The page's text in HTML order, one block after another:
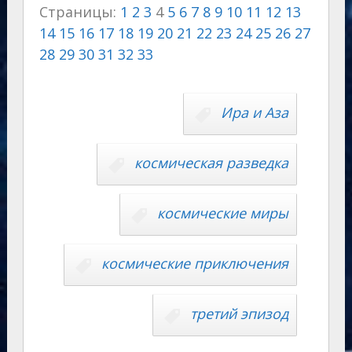
gr
a
m
o
kl
as
s
A
p
e
g
er
o
u
n
al
p
y
Страницы: 1 2 3 4 5 6 7 8 9 10 11 12 13
14 15 16 17 18 19 20 21 22 23 24 25 26 27
28 29 30 31 32 33
Ира и Аза
космическая разведка
космические миры
космические приключения
третий эпизод